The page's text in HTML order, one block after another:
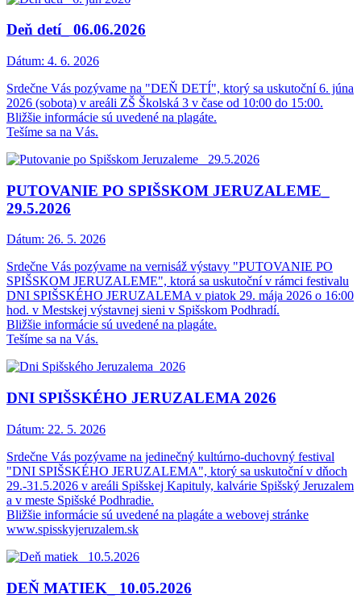
Deň detí_ 06.06.2026
Dátum: 4. 6. 2026
Srdečne Vás pozývame na "DEŇ DETÍ", ktorý sa uskutoční 6. júna
2026 (sobota) v areáli ZŠ Školská 3 v čase od 10:00 do 15:00.
Bližšie informácie sú uvedené na plagáte.
Tešíme sa na Vás.
PUTOVANIE PO SPIŠSKOM JERUZALEME_
29.5.2026
Dátum: 26. 5. 2026
Srdečne Vás pozývame na vernisáž výstavy "PUTOVANIE PO
SPIŠSKOM JERUZALEME", ktorá sa uskutoční v rámci festivalu
DNI SPIŠSKÉHO JERUZALEMA v piatok 29. mája 2026 o 16:00
hod. v Mestskej výstavnej sieni v Spišskom Podhradí.
Bližšie informácie sú uvedené na plagáte.
Tešíme sa na Vás.
DNI SPIŠSKÉHO JERUZALEMA 2026
Dátum: 22. 5. 2026
Srdečne Vás pozývame na jedinečný kultúrno-duchovný festival
"DNI SPIŠSKÉHO JERUZALEMA", ktorý sa uskutoční v dňoch
29.-31.5.2026 v areáli Spišskej Kapituly, kalvárie Spišský Jeruzalem
a v meste Spišské Podhradie.
Bližšie informácie sú uvedené na plagáte a webovej stránke
www.spisskyjeruzalem.sk
DEŇ MATIEK_ 10.05.2026